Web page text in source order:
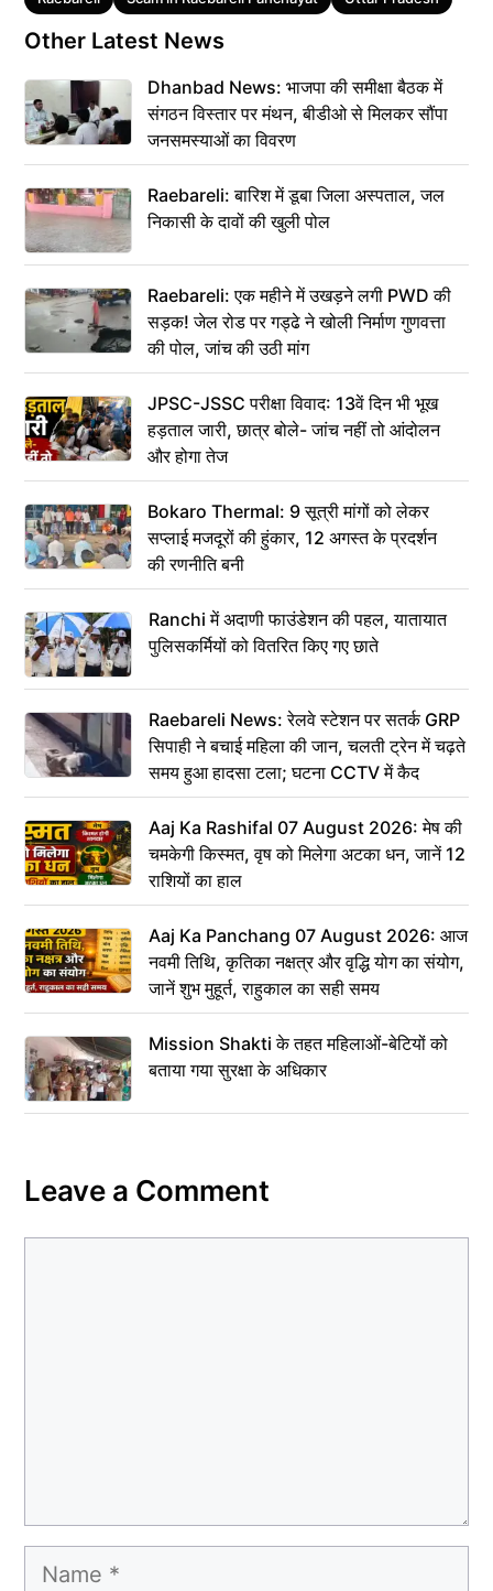
Other Latest News
Dhanbad News: भाजपा की समीक्षा बैठक में
संगठन विस्तार पर मंथन, बीडीओ से मिलकर सौंपा
जनसमस्याओं का विवरण
Raebareli: बारिश में डूबा जिला अस्पताल, जल
निकासी के दावों की खुली पोल
Raebareli: एक महीने में उखड़ने लगी PWD की
सड़क! जेल रोड पर गड्ढे ने खोली निर्माण गुणवत्ता
की पोल, जांच की उठी मांग
JPSC-JSSC परीक्षा विवाद: 13वें दिन भी भूख
हड़ताल जारी, छात्र बोले- जांच नहीं तो आंदोलन
और होगा तेज
Bokaro Thermal: 9 सूत्री मांगों को लेकर
सप्लाई मजदूरों की हुंकार, 12 अगस्त के प्रदर्शन
की रणनीति बनी
Ranchi में अदाणी फाउंडेशन की पहल, यातायात
पुलिसकर्मियों को वितरित किए गए छाते
Raebareli News: रेलवे स्टेशन पर सतर्क GRP
सिपाही ने बचाई महिला की जान, चलती ट्रेन में चढ़ते
समय हुआ हादसा टला; घटना CCTV में कैद
Aaj Ka Rashifal 07 August 2026: मेष की
चमकेगी किस्मत, वृष को मिलेगा अटका धन, जानें 12
राशियों का हाल
Aaj Ka Panchang 07 August 2026: आज
नवमी तिथि, कृतिका नक्षत्र और वृद्धि योग का संयोग,
जानें शुभ मुहूर्त, राहुकाल का सही समय
Mission Shakti के तहत महिलाओं-बेटियों को
बताया गया सुरक्षा के अधिकार
Leave a Comment
Name